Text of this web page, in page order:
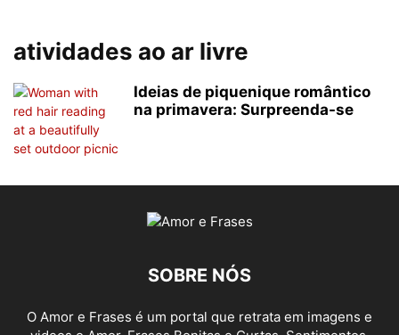
atividades ao ar livre
Ideias de piquenique romântico
na primavera: Surpreenda-se
SOBRE NÓS
O Amor e Frases é um portal que retrata em imagens e